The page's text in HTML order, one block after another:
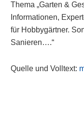
Thema „Garten &
Informationen,
für Hobbygärtner.
Sanieren….“
Quelle und Volltext: